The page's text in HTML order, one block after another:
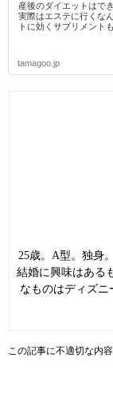
産後のダイエットはで
実際はエステに行くな
トに効くサプリメント
tamagoo.jp
25歳。A型。独身
結婚に興味はある
なものはディズ
この記事に不適切な内